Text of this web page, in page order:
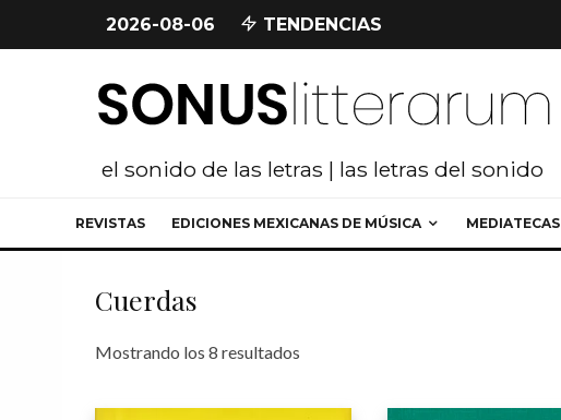
2026-08-06 TENDENCIAS
el sonido de las letras | las letras del sonido
REVISTAS EDICIONES MEXICANAS DE MÚSICA MEDIATECAS
Cuerdas
Mostrando los 8 resultados